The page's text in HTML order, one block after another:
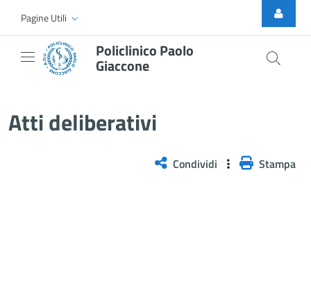
Skip to Main Content
Pagine Utili
Policlinico Paolo
Giaccone
Atti deliberativi
Condividi Stampa